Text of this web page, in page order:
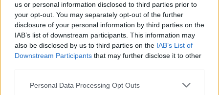
us or personal information disclosed to third parties prior to
your opt-out. You may separately opt-out of the further
disclosure of your personal information by third parties on the
IAB’s list of downstream participants. This information may
also be disclosed by us to third parties on the IAB’s List of
Downstream Participants that may further disclose it to other
Please note that this website/app uses one or more Google
Personal Data Processing Opt Outs
A második évadra ráadásul egy újabb szereplő is
bekerül a szerelmi képbe, és azonnal elcsavarja
Norman fejét. Ki kell várni hogyan alakul. Persze
Emma érzései Norman iránt megmaradnak, és hát
Norman Bradley iránti érzelmei sem tűnnek el egyik
Mi volt az, amit te tettél hozzá a szerephez?